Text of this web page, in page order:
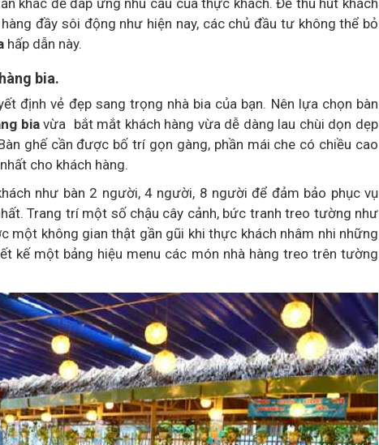
khác để đáp ứng nhu cầu của thực khách. Để thu hút khách
đầy sôi động như hiện nay, các chủ đầu tư không thể bỏ
hấp dẫn này.
bia.
định vẻ đẹp sang trọng nhà bia của bạn. Nên lựa chọn bàn
biavừa bắt mắt khách hàng vừa dễ dàng lau chùi dọn dẹp
ghế cần được bố trí gọn gàng, phần mái che có chiều cao
cho khách hàng.
như bàn 2 người, 4 người, 8 người để đảm bảo phục vụ
Trang trí một số chậu cây cảnh, bức tranh treo tường như
một không gian thật gần gũi khi thực khách nhâm nhi những
kế một bảng hiệu menu các món nhà hàng treo trên tường